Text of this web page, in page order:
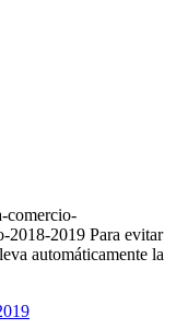
comercio-
2018-2019 Para evitar
automáticamente la